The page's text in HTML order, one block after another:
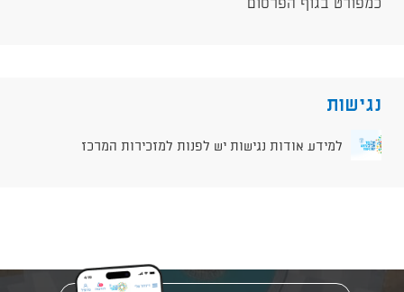
כמפורט בגוף הפרסום
נגישות
למידע אודות נגישות יש לפנות למזכירות המרכז